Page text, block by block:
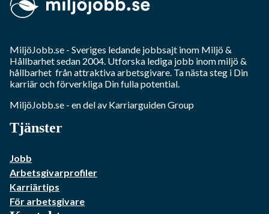
MiljöJobb.se - Sveriges ledande jobbsajt inom Miljö &
Hållbarhetsedan 2004. Utforska lediga jobb inommiljö &
hållbarhet från attraktiva arbetsgivare. Ta nästa steg i Din
karriär och förverkliga Din fulla potential.
MiljöJobb.se - en del av Karriarguiden Group
Tjänster
Jobb
Arbetsgivarprofiler
Karriärtips
För arbetsgivare